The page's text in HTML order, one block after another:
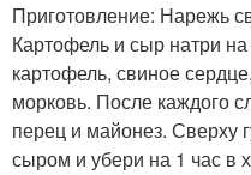
Приготовление: Нарежь
Картофель и сыр натри
картофель, свиное
морковь. После каждого
перец и майонез. Сверху
сыром и убери на 1 час в